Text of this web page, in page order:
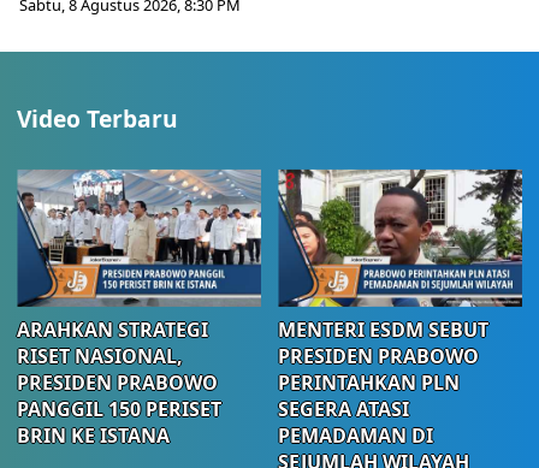
Sabtu, 8 Agustus 2026, 8:30 PM
Video Terbaru
ARAHKAN STRATEGI
RISET NASIONAL,
PRESIDEN PRABOWO
PANGGIL 150 PERISET
BRIN KE ISTANA
MENTERI ESDM SEBUT
PRESIDEN PRABOWO
PERINTAHKAN PLN
SEGERA ATASI
PEMADAMAN DI
SEJUMLAH WILAYAH